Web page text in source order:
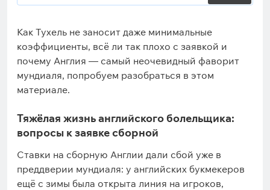
Как Тухель не заносит даже минимальные
коэффициенты, всё ли так плохо с заявкой и
почему Англия — самый неочевидный фаворит
мундиаля, попробуем разобраться в этом
материале.
Тяжёлая жизнь английского болельщика:
вопросы к заявке сборной
Ставки на сборную Англии дали сбой уже в
преддверии мундиаля: у английских букмекеров
ещё с зимы была открыта линия на игроков,